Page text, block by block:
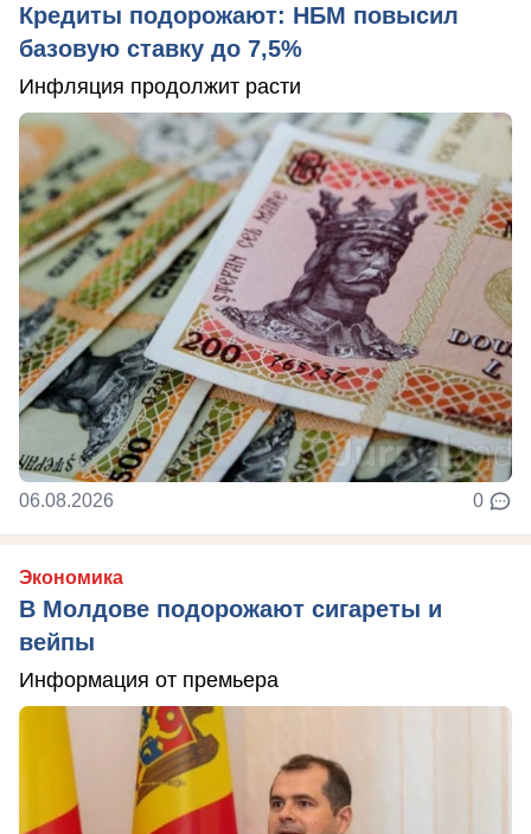
Кредиты подорожают: НБМ повысил
базовую ставку до 7,5%
Инфляция продолжит расти
06.08.2026 0
Экономика
В Молдове подорожают сигареты и
вейпы
Информация от премьера